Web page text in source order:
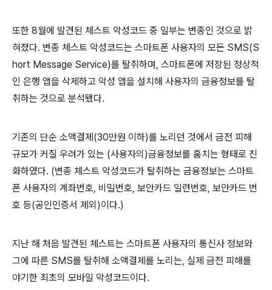
또한 8월에 발견된 체스트 악성코드 중 일부는 변종인 것으로 밝
혀졌다. 변종 체스트 악성코드는 스마트폰 사용자의 모든 SMS(S
hort Message Service)를 탈취하며, 스마트폰에 저장된 정상적
인 은행 앱을 삭제하고 악성 앱을 설치해 사용자의 금융정보를 탈
취하는 것으로 분석됐다.
기존의 단순 소액결제 (30만원 이하)를 노리던 것에서 금전 피해
규모가 커질 우려가 있는 (사용자의 )금융정보를 훔치는 형태로 진
화하였다. (변종 체스트 악성코드가 탈취하는 금융정보는 스마트
폰 사용자의 계좌번호, 비밀번호, 보안카드 일련번호, 보안카드 번
호 등(공인인증서 제외 )이다.)
지난 해 처음 발견된 체스트는 스마트폰 사용자의 통신사 정보와
그에 따른 SMS를 탈취해 소액결제를 노리는, 실제 금전 피해를
야기한 최초의 모바일 악성코드이다.